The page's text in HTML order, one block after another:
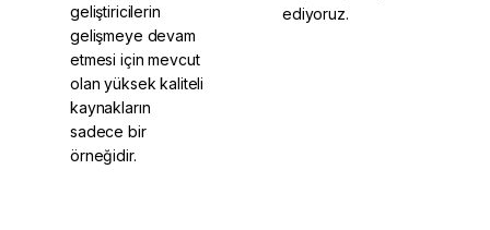
geliştiricilerin
gelişmeye devam
etmesi için mevcut
olan yüksek kaliteli
kaynakların
sadece bir
örneğidir.
ediyoruz.